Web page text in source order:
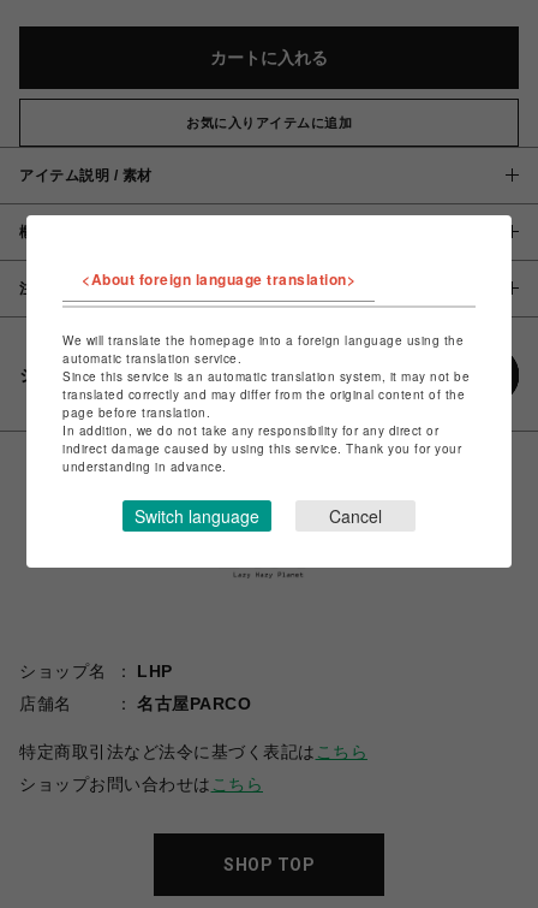
カートに入れる
お気に入りアイテムに追加
アイテム説明 / 素材
概要
注意事項
シェアする
ショップ名
LHP
店舗名
名古屋PARCO
特定商取引法など法令に基づく表記は こちら
ショップお問い合わせは こちら
SHOP TOP
<About foreign language translation>
We will translate the homepage into a foreign language using the
automatic translation service.
Since this service is an automatic translation system, it may not be
translated correctly and may differ from the original content of the
page before translation.
In addition, we do not take any responsibility for any direct or
indirect damage caused by using this service. Thank you for your
understanding in advance.
Switch language Cancel